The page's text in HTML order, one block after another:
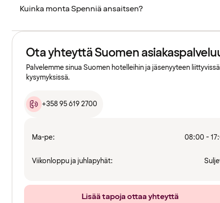
Kuinka monta Spenniä ansaitsen?
Ota yhteyttä Suomen
Palvelemme sinua Suomen hotelleihin ja jäsenyyteen liittyvissä
kysymyksissä.
+358 95 619 2700
Ma-pe: 08:00 -
Viikonloppu ja juhlapyhät:
Lisää tapoja ottaa yhteyttä